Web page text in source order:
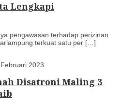
Lengkapi
pengawasan terhadap perizinan
terkuat satu per […]
2023
Disatroni Maling 3